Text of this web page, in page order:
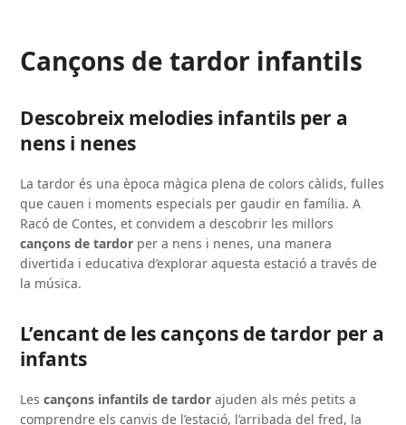
Cançons de tardor infantils
Descobreix melodies infantils per a
nens i nenes
La tardor és una època màgica plena de colors càlids, fulles
que cauen i moments especials per gaudir en família. A
Racó de Contes, et convidem a descobrir les millors
cançons de tardor per a nens i nenes, una manera
divertida i educativa d’explorar aquesta estació a través de
la música.
L’encant de les cançons de tardor per a
infants
Lescançons infantils de tardor ajuden als més petits a
comprendre els canvis de l’estació, l’arribada del fred, la